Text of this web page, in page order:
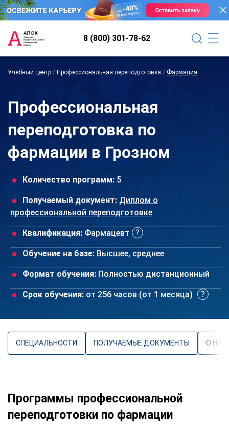
8 (800) 301-78-62
Учебный центр / Профессиональная переподготовка / Фармация
Профессиональная
переподготовка по
фармации в Грозном
Количество программ: 5
Получаемый документ: Диплом о
профессиональной переподготовке
Квалификация: Фармацевт
Обучение на базе: Высшее, среднее
Формат обучения: Полностью дистанционный
Срок обучения: от 256 часов (от 1 месяца)
СПЕЦИАЛЬНОСТИ ПОЛУЧАЕМЫЕ ДОКУМЕНТЫ О
Программы профессиональной
переподготовки по фармации